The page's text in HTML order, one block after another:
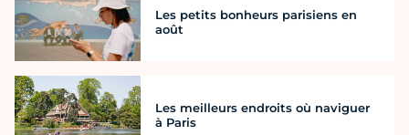
Les petits bonheurs parisiens en
août
Les meilleurs endroits où naviguer
à Paris